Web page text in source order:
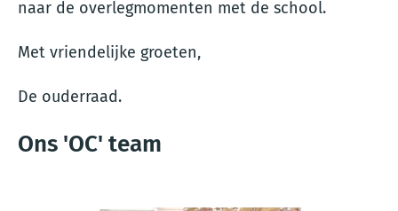
naar de overlegmomenten met de school.
Met vriendelijke groeten,
De ouderraad.
Ons 'OC' team